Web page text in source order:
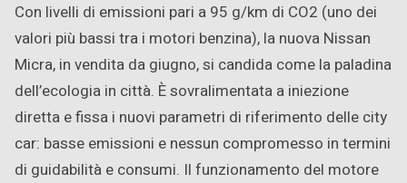
Con livelli di emissioni pari a 95 g/km di CO2 (uno dei
valori più bassi tra i motori benzina), la nuova Nissan
Micra, in vendita da giugno, si candida come la paladina
dell’ecologia in città. È sovralimentata a iniezione
diretta e fissa i nuovi parametri di riferimento delle city
car: basse emissioni e nessun compromesso in termini
di guidabilità e consumi. Il funzionamento del motore